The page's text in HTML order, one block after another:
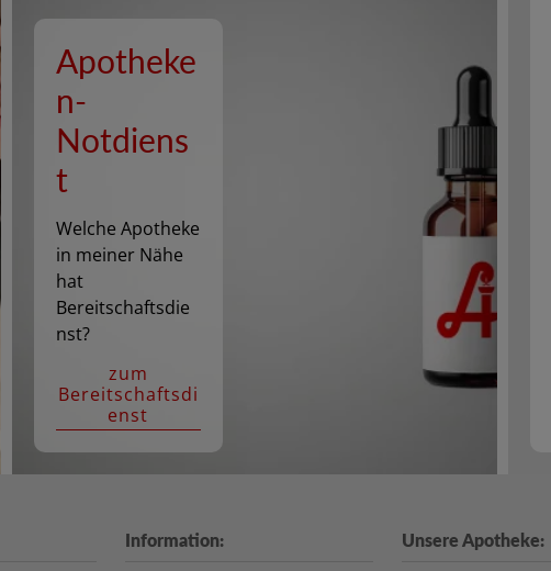
Apotheke
n-
Notdiens
t
Welche Apotheke
in meiner Nähe
hat
Bereitschaftsdie
nst?
zum
Bereitschaftsdi
enst
Information: Unsere Apotheke: